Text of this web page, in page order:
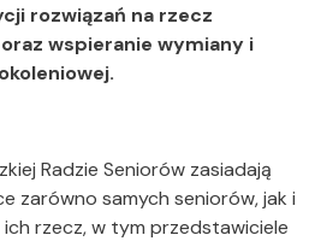
rozwiązań na rzecz
wspieranie wymiany i
Radzie Seniorów zasiadają
zarówno samych seniorów, jak i
rzecz, w tym przedstawiciele